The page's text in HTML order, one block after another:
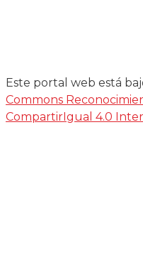
Este portal web está
Commons
CompartirIgual 4.0